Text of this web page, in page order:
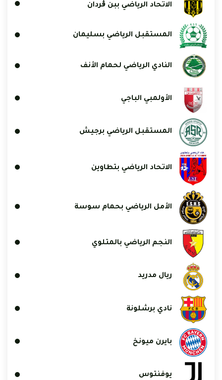
الاتحاد الرياضي ببن ڨردان
المستقبل الرياضي بسليمان
النادي الرياضي لحمام الأنف
الأولمبي الباجي
المستقبل الرياضي برجيش
الاتحاد الرياضي بتطاوين
الأمل الرياضي بحمام سوسة
النجم الرياضي بالمتلوي
ريال مدريد
نادي برشلونة
بايرن ميونخ
يوفنتوس